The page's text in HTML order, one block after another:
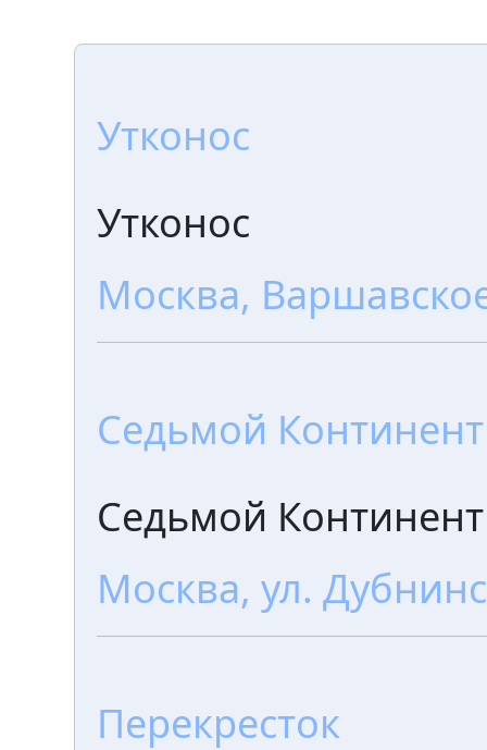
Утконос
Утконос
Москва,
Седьмой Континент
Седьмой Континент
Москва, ул.
Перекресток